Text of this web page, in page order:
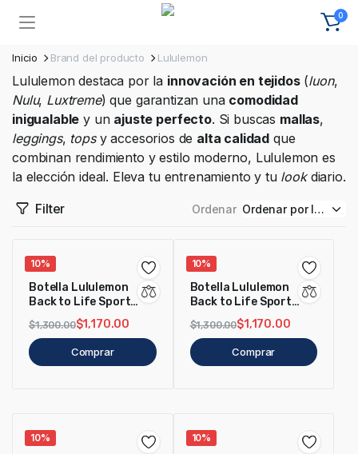
0
Inicio Brand del producto Lululemon
Lululemon destaca por la innovación en tejidos(luon,
Nulu, Luxtreme) que garantizan una comodidad
inigualable y un ajuste perfecto. Si buscas mallas,
leggings, topsy accesorios de alta calidad que
combinan rendimiento y estilo moderno, Lululemon es
la elección ideal. Eleva tu entrenamiento y tu lookdiario.
Filter
Ordenar
10%
Botella Lululemon
Back to Life Sport
Rosa 710ml
$1,300.00$1,170.00
Comprar
10%
Botella Lululemon
Back to Life Sport
Verde 710ml
$1,300.00$1,170.00
Comprar
10% 10%